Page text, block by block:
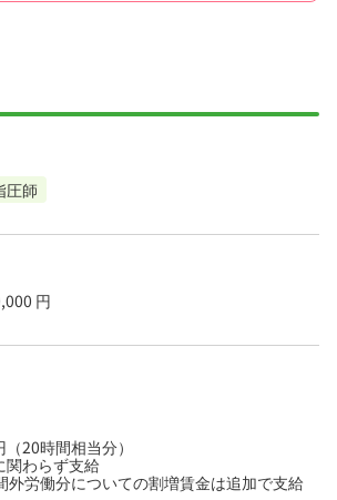
圧師
円
20時間相当分）
関わらず支給
外労働分についての割増賃金は追加で支給